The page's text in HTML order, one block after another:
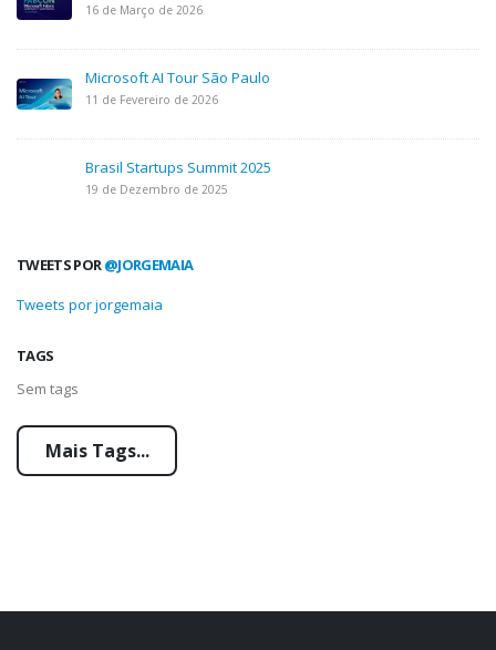
16 de Março de 2026
Microsoft AI Tour São Paulo
11 de Fevereiro de 2026
Brasil Startups Summit 2025
19 de Dezembro de 2025
TWEETS POR@JORGEMAIA
Tweets por jorgemaia
TAGS
Sem tags
Mais Tags...